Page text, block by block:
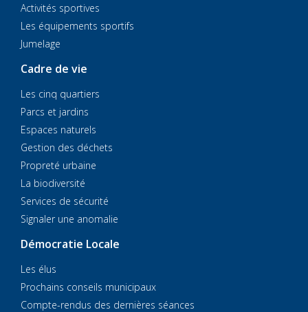
Activités sportives
Les équipements sportifs
Jumelage
Cadre de vie
Les cinq quartiers
Parcs et jardins
Espaces naturels
Gestion des déchets
Propreté urbaine
La biodiversité
Services de sécurité
Signaler une anomalie
Démocratie Locale
Les élus
Prochains conseils municipaux
Compte-rendus des dernières séances